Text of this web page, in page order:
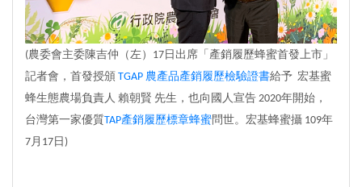
(農委會主委陳吉仲（左）17日出席「產銷履歷蜂蜜首發上市」
記者會，首發授頒 TGAP 農產品產銷履歷檢驗證書給予 宏基蜜
蜂生態農場負責人 賴朝賢 先生，也向國人宣告 2020年開始，
台灣第一家優質TAP產銷履歷標章蜂蜜問世。宏基蜂蜜攝 109年
7月17日)